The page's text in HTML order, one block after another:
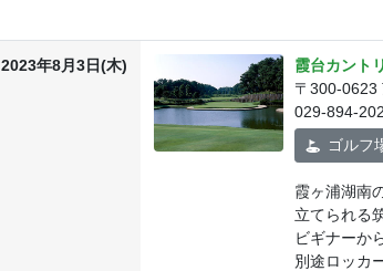
2023年8月3日(木) 霞台カント
〒300-0623
029-894-
ゴルフ
霞ヶ浦湖南
立てられる
ビギナーか
別途ロッカ